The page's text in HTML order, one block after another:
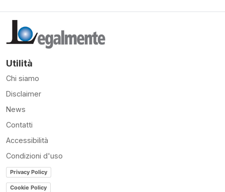
Utilità
Chi siamo
Disclaimer
News
Contatti
Accessibilità
Condizioni d'uso
Privacy Policy
Cookie Policy